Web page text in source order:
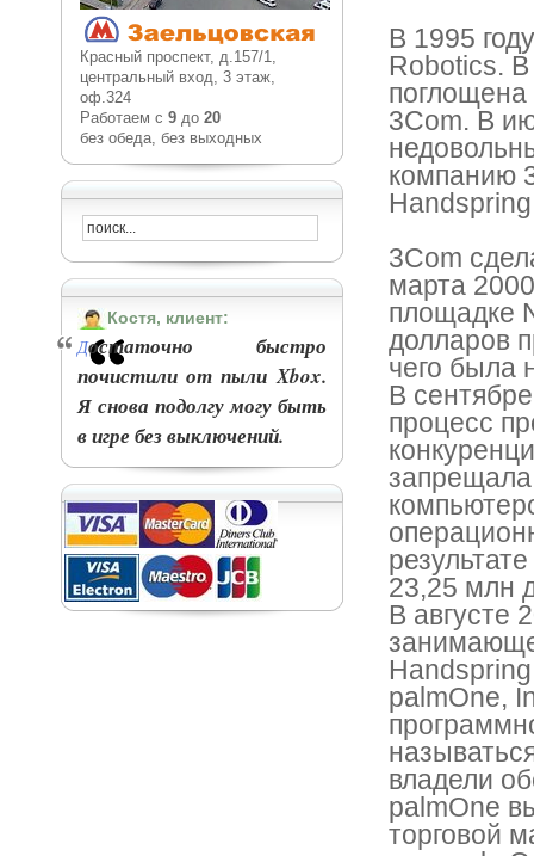
Красный проспект, д.157/1,
центральный вход, 3 этаж,
оф.324
Работаем с 9до 20
без обеда, без выходных
Костя, клиент:
Достаточно быстро
почистили от пыли Xbox.
Я снова подолгу могу быть
в игре без выключений.
В 1995
Robotics.
3Com. В
компанию
3Com
марта
площадке
долларов
чего была
В
процесс
23,25 млн
В августе
palmOne,
владели
palmOne
торговой